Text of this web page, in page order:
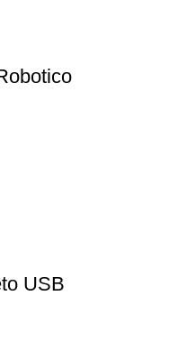
USB